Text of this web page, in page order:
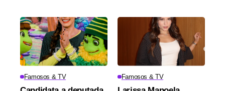
Famosos & TV Famosos & TV